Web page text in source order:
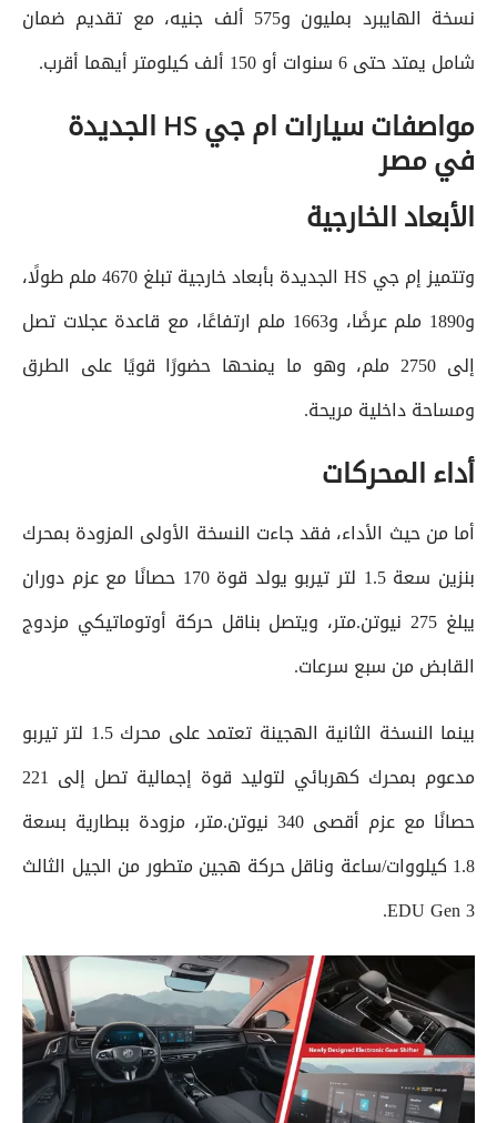
نسخة الهايبرد بمليون و575 ألف جنيه، مع تقديم ضمان
شامل يمتد حتى 6 سنوات أو 150 ألف كيلومتر أيهما أقرب.
مواصفات سيارات ام جي HS الجديدة
في مصر
الأبعاد الخارجية
وتتميز إم جي HS الجديدة بأبعاد خارجية تبلغ 4670 ملم طولًا،
و1890 ملم عرضًا، و1663 ملم ارتفاعًا، مع قاعدة عجلات تصل
إلى 2750 ملم، وهو ما يمنحها حضورًا قويًا على الطرق
ومساحة داخلية مريحة.
أداء المحركات
أما من حيث الأداء، فقد جاءت النسخة الأولى المزودة بمحرك
بنزين سعة 1.5 لتر تيربو يولد قوة 170 حصانًا مع عزم دوران
يبلغ 275 نيوتن.متر، ويتصل بناقل حركة أوتوماتيكي مزدوج
القابض من سبع سرعات.
بينما النسخة الثانية الهجينة تعتمد على محرك 1.5 لتر تيربو
مدعوم بمحرك كهربائي لتوليد قوة إجمالية تصل إلى 221
حصانًا مع عزم أقصى 340 نيوتن.متر، مزودة ببطارية بسعة
1.8 كيلووات/ساعة وناقل حركة هجين متطور من الجيل الثالث
EDU Gen 3.